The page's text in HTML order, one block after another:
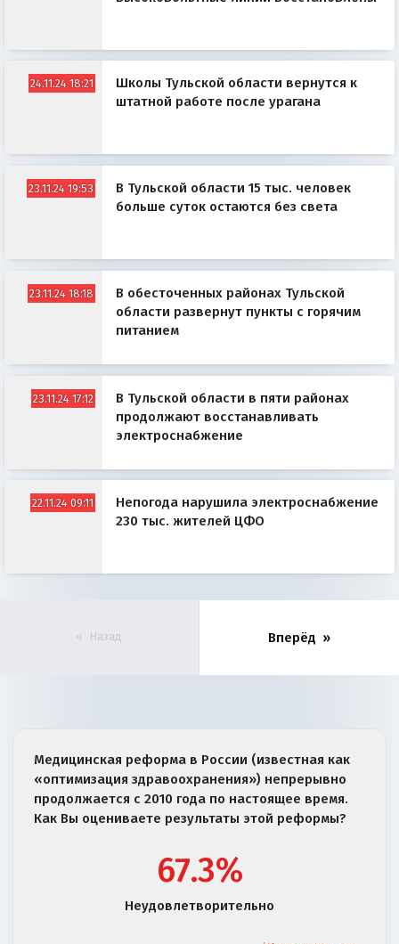
24.11.24 18:21
Школы Тульской области вернутся к
штатной работе после урагана
23.11.24 19:53
В Тульской области 15 тыс. человек
больше суток остаются без света
23.11.24 18:18
В обесточенных районах Тульской
области развернут пункты с горячим
питанием
23.11.24 17:12
В Тульской области в пяти районах
продолжают восстанавливать
электроснабжение
22.11.24 09:11
Непогода нарушила электроснабжение
230 тыс. жителей ЦФО
Назад Вперёд
Медицинская реформа в России (известная как
«оптимизация здравоохранения») непрерывно
продолжается с 2010 года по настоящее время.
Как Вы оцениваете результаты этой реформы?
67.3%
Неудовлетворительно